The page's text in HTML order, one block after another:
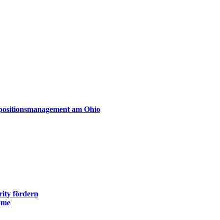
am Ohio
fördern